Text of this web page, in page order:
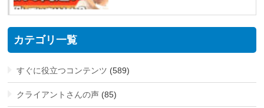
カテゴリ一覧
すぐに役立つコンテンツ (589)
クライアントさんの声 (85)